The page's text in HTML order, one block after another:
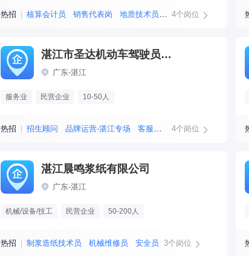
热招 核算会计员 销售代表岗 地质技术员 技术岗
4个岗位
湛江市圣达机动车驾驶员培训有限公司
广东-湛江
服务业 民营企业 10-50人
热招 招生顾问 品牌运营-湛江专场 客服岗位 销售
4个岗位
湛江晨鸣浆纸有限公司
广东-湛江
机械/设备/技工 民营企业 50-200人
热招 制浆造纸技术员 机械维修员 安全员 3个岗位